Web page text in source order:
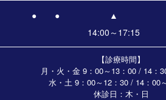
【診療時間】
月・火・金 9：00～13：00 / 14：
水・土 9：00～12：30 / 14：00
休診日：木・日
● ●
▲
14:00～17:15